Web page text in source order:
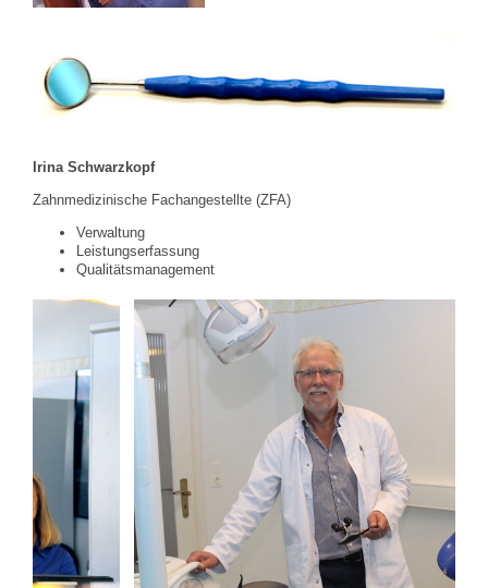
Irina Schwarzkopf
Zahnmedizinische Fachangestellte (ZFA)
Verwaltung
Leistungserfassung
Qualitätsmanagement